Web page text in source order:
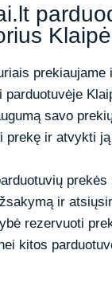
prekiaujame
parduotuvėje
savo
prekę ir atvykti
ir
rezervuoti
kitos